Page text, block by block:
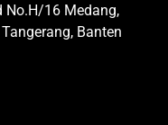
No.H/16 Medang,
Banten